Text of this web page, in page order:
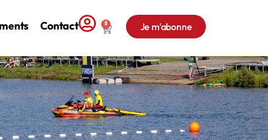
Contact 0 Je m'abonne